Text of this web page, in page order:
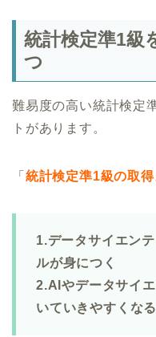
統計検定準1級
つ
難易度の高い統計検定
トがあります。
「 統計検定準1級の取得
1.データサイエン
ルが身につく
2.AIやデータサイ
いていきやすくなる